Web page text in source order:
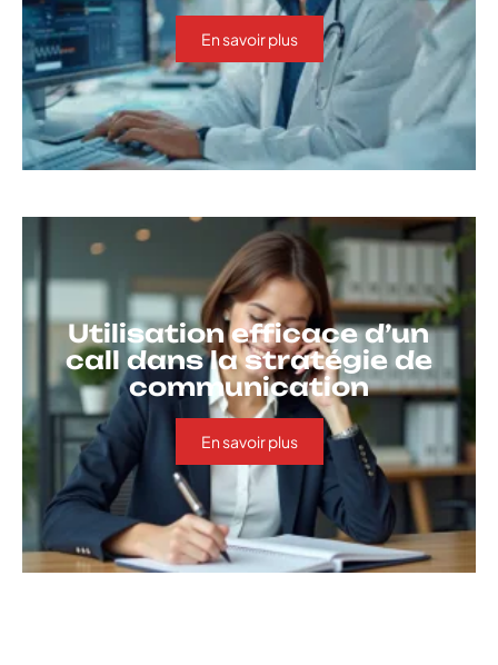
En savoir plus
Utilisation efficace d’un
call dans la stratégie de
communication
En savoir plus